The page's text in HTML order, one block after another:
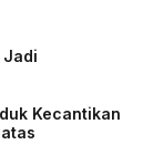
Jadi
Kecantikan